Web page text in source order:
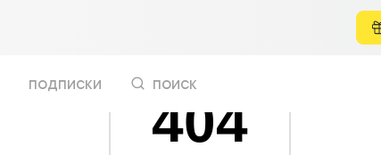
подписки поиск
404